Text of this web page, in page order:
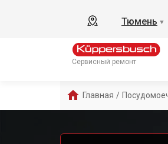
Тюмень ▼
Сервисный ремонт
Главная /